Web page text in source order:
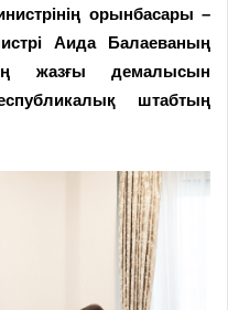
орынбасары –
Аида Балаеваның
жазғы демалысын
штабтың